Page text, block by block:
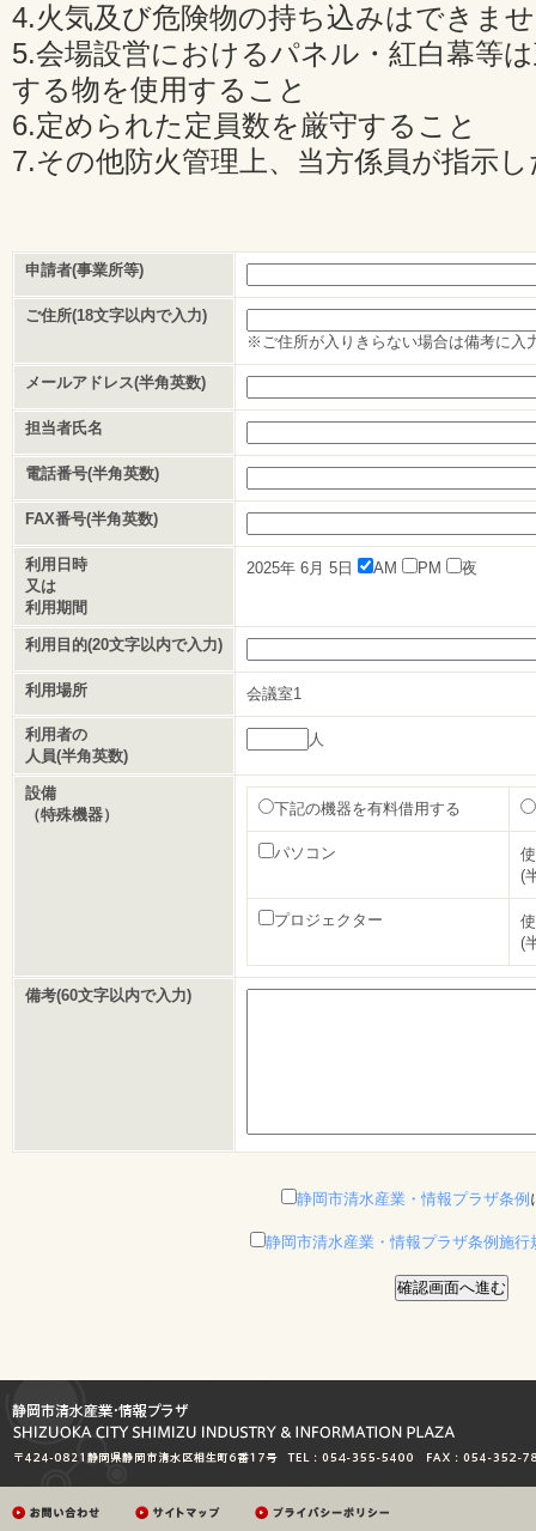
4.火気及び危険物の持ち込みはできま
5.会場設営におけるパネル・紅白幕等
する物を使用すること
6.定められた定員数を厳守すること
7.その他防火管理上、当方係員が指示
申請者(事業所等)
ご住所(18文字以内で入力)
※ご住所が入りきらない場合は備考に入
メールアドレス(半角英数)
担当者氏名
電話番号(半角英数)
FAX番号(半角英数)
利用日時
又は
利用期間
2025年 6月 5日 AM PM 夜
利用目的(20文字以内で入力)
利用場所 会議室1
利用者の
人員(半角英数)
人
設備
（特殊機器）
下記の機器を有料借用する
パソコン
(
プロジェクター
(
備考(60文字以内で入力)
静岡市清水産業・情報プラザ条例
静岡市清水産業・情報プラザ条例施行